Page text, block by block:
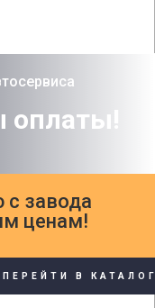
с завода
ценам!
ПЕРЕЙТИ В